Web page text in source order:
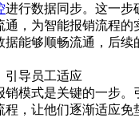
进行数据同步。这一步
通，为智能报销流程的
据能够顺畅流通，后续
引导员工适应
销模式是关键的一步。
程，让他们逐渐适应免